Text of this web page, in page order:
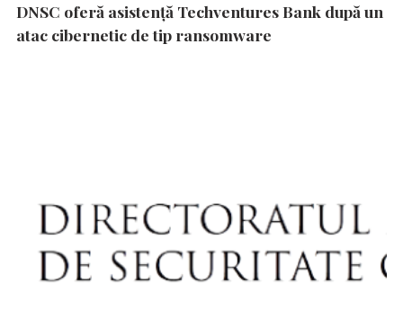
DNSC oferă asistență Techventures Bank după un
atac cibernetic de tip ransomware